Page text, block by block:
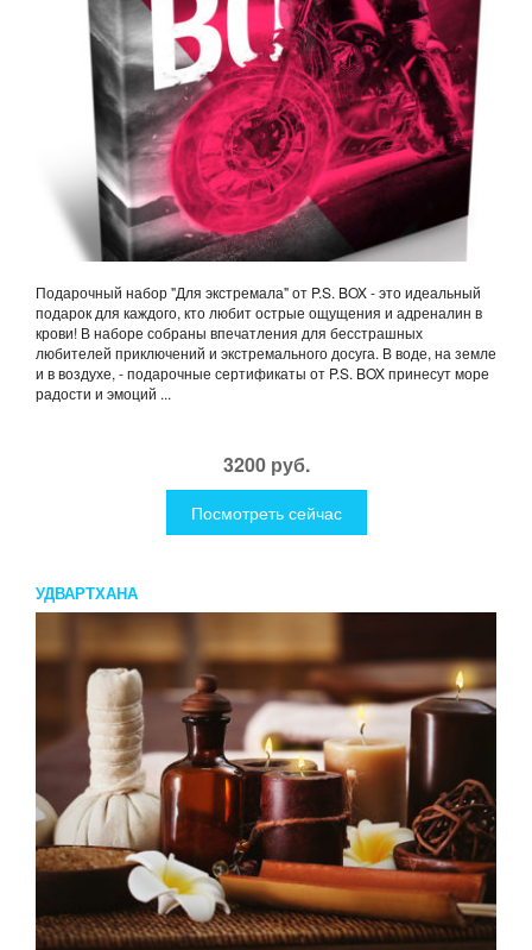
Подарочный набор "Для экстремала" от P.S. BOX - это идеальный
подарок для каждого, кто любит острые ощущения и адреналин в
крови! В наборе собраны впечатления для бесстрашных
любителей приключений и экстремального досуга. В воде, на земле
и в воздухе, - подарочные сертификаты от P.S. BOX принесут море
радости и эмоций ...
3200 руб.
Посмотреть сейчас
УДВАРТХАНА